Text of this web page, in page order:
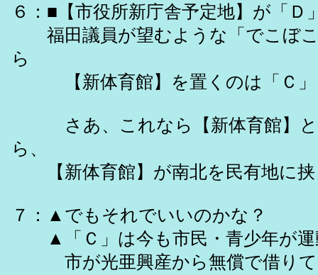
６：■【市役所新庁舎予定地】が「
福田議員が望むような「でこぼこ
ら
【新体育館】を置くのは「Ｃ」
さあ、これなら【新体育館】と
ら、
【新体育館】が南北を民有地に挟
７：▲でもそれでいいのかな？
▲「Ｃ」は今も市民・青少年が運
市が光亜興産から無償で借りて